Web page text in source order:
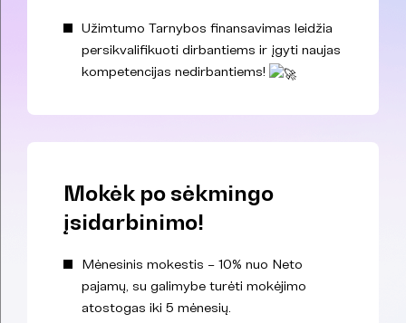
Užimtumo Tarnybos finansavimas leidžia
persikvalifikuoti dirbantiems ir įgyti naujas
kompetencijas nedirbantiems!
Mokėk po sėkmingo
įsidarbinimo!
Mėnesinis mokestis – 10% nuo Neto
pajamų, su galimybe turėti mokėjimo
atostogas iki 5 mėnesių.